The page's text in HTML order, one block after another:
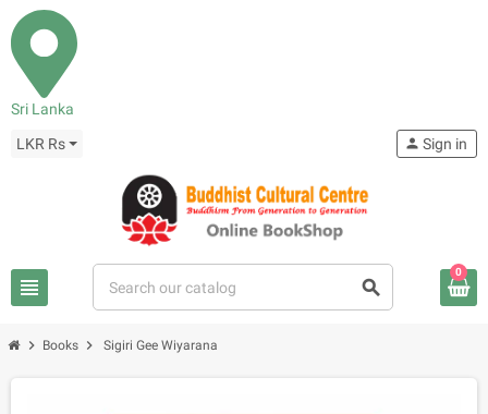
Sri Lanka
LKR Rs
view_headline search
person Sign in
0
chevron_right Books chevron_right Sigiri Gee Wiyarana